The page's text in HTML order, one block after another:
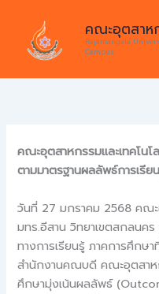
content
คณะอุตสาห
Rajamangala
Campus
คณะอุตสาหกรรมและเทคโน
ตามมาตรฐานผลลัพธ์การเรี
วันที่ 27 มกราคม 2568 คณะ
มทร.อีสาน วิทยาเขตสกลน
ทางการเรียนรู้ ภาคการศึกษ
สำนักงานคณบดี คณะอุตสาห
ศึกษามุ่งเน้นผลลัพธ์